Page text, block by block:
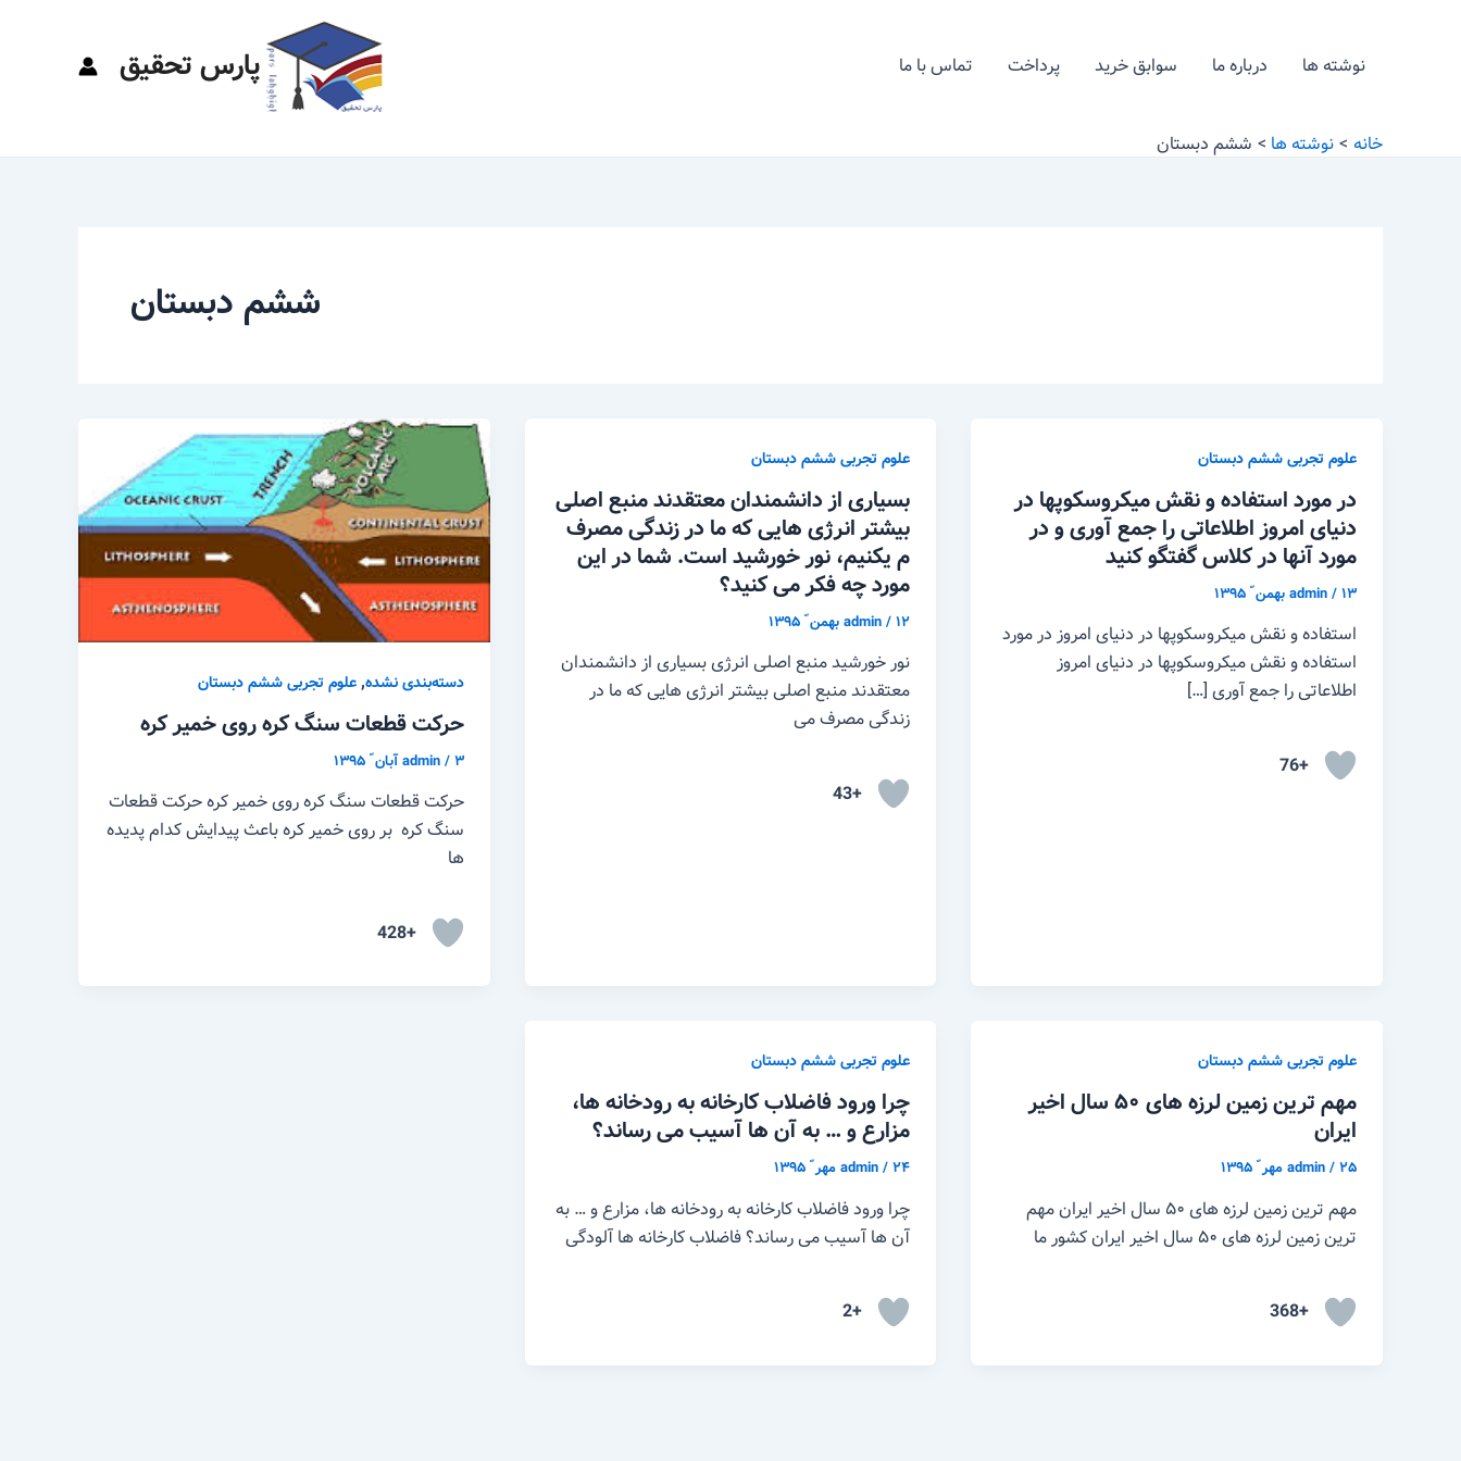
نوشته ها درباره ما سوابق خرید پرداخت تماس با ما پارس تحقیق
خانه نوشته ها ششم دبستان
ششم دبستان
علوم تجربی ششم دبستان
در مورد استفاده و نقش میکروسکوپها در
دنیای امروز اطلاعاتی را جمع آوری و در
مورد آنها در کلاس گفتگو کنید
admin/۱۳ بهمن ّ ۱۳۹۵
استفاده و نقش میکروسکوپها در دنیای امروز در مورد
استفاده و نقش میکروسکوپها در دنیای امروز
اطلاعاتی را جمع آوری […]
+76
علوم تجربی ششم دبستان
بسیاری از دانشمندان معتقدند منبع اصلی
بیشتر انرژی هایی که ما در زندگی مصرف
م یکنیم، نور خورشید است. شما در این
مورد چه فکر می کنید؟
admin/۱۲ بهمن ّ ۱۳۹۵
نور خورشید منبع اصلی انرژی بسیاری از دانشمندان
معتقدند منبع اصلی بیشتر انرژی هایی که ما در
زندگی مصرف می
+43
دسته‌بندی نشده,علوم تجربی ششم دبستان
حرکت قطعات سنگ کره روی خمیر کره
admin/۳ آبان ّ ۱۳۹۵
حرکت قطعات سنگ کره روی خمیر کره حرکت قطعات
سنگ کره بر روی خمیر کره باعث پیدایش کدام پدیده
ها
+428
علوم تجربی ششم دبستان
مهم ترین زمین لرزه های ۵۰ سال اخیر
ایران
admin/۲۵ مهر ّ ۱۳۹۵
مهم ترین زمین لرزه های ۵۰ سال اخیر ایران مهم
ترین زمین لرزه های ۵۰ سال اخیر ایران کشور ما
+368
علوم تجربی ششم دبستان
چرا ورود فاضلاب کارخانه به رودخانه ها،
مزارع و … به آن ها آسیب می رساند؟
admin/۲۴ مهر ّ ۱۳۹۵
چرا ورود فاضلاب کارخانه به رودخانه ها، مزارع و … به
آن ها آسیب می رساند؟ فاضلاب کارخانه ها آلودگی
+2